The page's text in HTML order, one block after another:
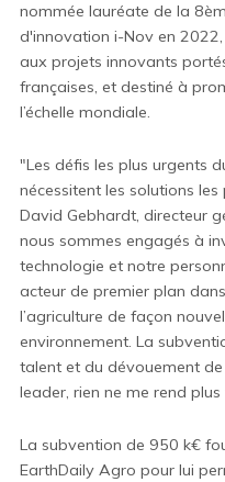
nommée lauréate de la
d'innovation i-Nov en 2022,
aux projets innovants
françaises, et destiné à
l’échelle mondiale.
"Les défis les plus urgents
nécessitent les solutions
David Gebhardt, directeur
nous sommes engagés à
technologie et notre
acteur de premier plan dans
l’agriculture de façon
environnement. La
talent et du dévouement
leader, rien ne me rend plus
La subvention de 950 k€
EarthDaily Agro pour lui